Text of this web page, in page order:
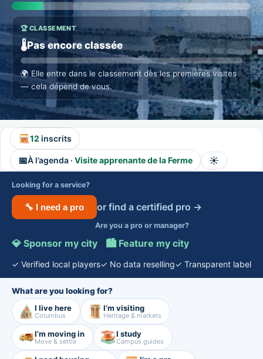
🏆 CLASSEMENT
🌡️Pas encore classée
🌍 Elle entre dans le classement dès les premières visites
— cela dépend de vous.
12 inscrits
📅À l’agenda · Visite apprenante de la Ferme ☀️
Looking for a service?
🔧 I need a pro or find a certified pro →
Are you a pro or manager?
💎 Sponsor my city · 🏙️ Feature my city
✓ Verified local players✓ No data reselling✓ Transparent label
What are you looking for?
I live here
Columbus
I’m visiting
Heritage & markets
I’m moving in
Move & settle
I study
Campus guides